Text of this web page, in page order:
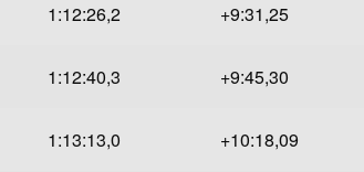
1:12:26,2 +9:31,25
1:12:40,3 +9:45,30
1:13:13,0 +10:18,09